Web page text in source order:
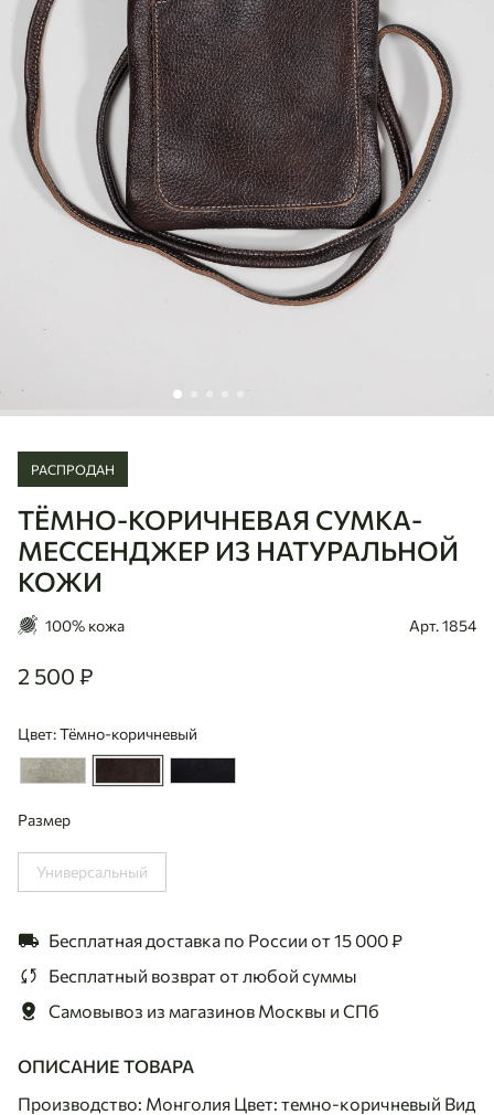
РАСПРОДАН
ТЁМНО-КОРИЧНЕВАЯ СУМКА-
МЕССЕНДЖЕР ИЗ НАТУРАЛЬНОЙ
КОЖИ
Ulaanbaatar
100% кожа Арт. 1854
2500
2 500 ₽
Цвет: Тёмно-коричневый
Размер
Универсальный
Бесплатная доставка по России от 15 000 ₽
Бесплатный возвратот любой суммы
Самовывоз из магазинов Москвы и СПб
ОПИСАНИЕ ТОВАРА
Производство: Монголия Цвет: темно-коричневый Вид